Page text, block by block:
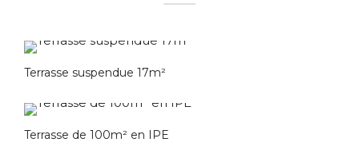
Terrasse suspendue 17m²
Terrasse de 100m² en IPE